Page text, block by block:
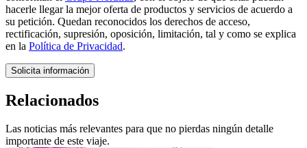
hacerle llegar la mejor oferta de productos y servicios de acuerdo a
su petición. Quedan reconocidos los derechos de acceso,
rectificación, supresión, oposición, limitación, tal y como se explica
en la Política de Privacidad.
Solicita información
Relacionados
Las noticias más relevantes para que no pierdas ningún detalle
importante de este viaje.